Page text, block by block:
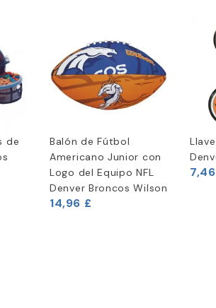
de
Balón de Fútbol
Americano Junior con
Logo del Equipo NFL
Denver Broncos Wilson
14,96 £